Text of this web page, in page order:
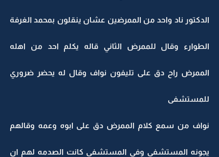
الدكتور ناد واحد من الممرضين عشان ينقلون بمحمد الغرفة
الطوارء وقال للممرض الثاني قاله يكلم احد من اهله
الممرض راح دق على تليفون نواف وقال له يحضر ضروري
للمستشفى
نواف من سمع كلام الممرض دق على ابوه وعمه وقالهم
يجونه المستشفى وفي المستشفى كانت الصدمه لهم ان